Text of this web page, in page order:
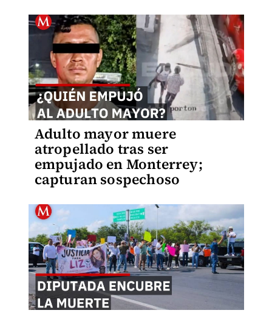
Adulto mayor muere
atropellado tras ser
empujado en Monterrey;
capturan sospechoso